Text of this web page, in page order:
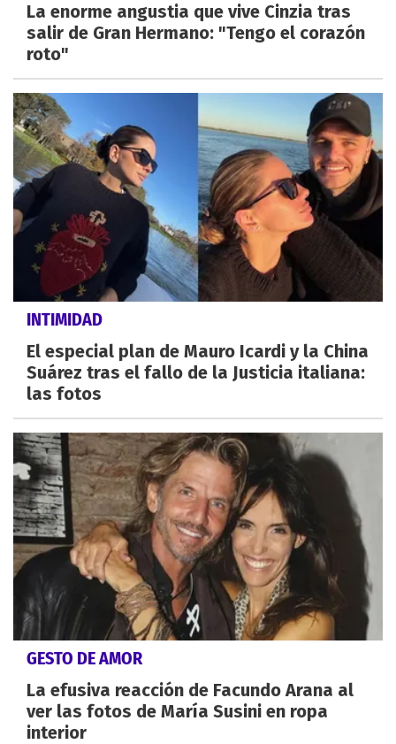
La enorme angustia que vive Cinzia tras
salir de Gran Hermano: "Tengo el corazón
roto"
INTIMIDAD
El especial plan de Mauro Icardi y la China
Suárez tras el fallo de la Justicia italiana:
las fotos
GESTO DE AMOR
La efusiva reacción de Facundo Arana al
ver las fotos de María Susini en ropa
interior